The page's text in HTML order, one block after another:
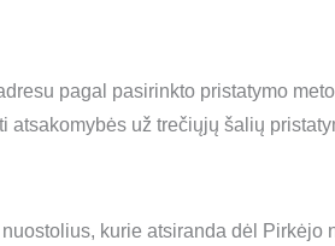
pagal pasirinkto pristatymo
atsakomybės už trečiųjų šalių
kurie atsiranda dėl